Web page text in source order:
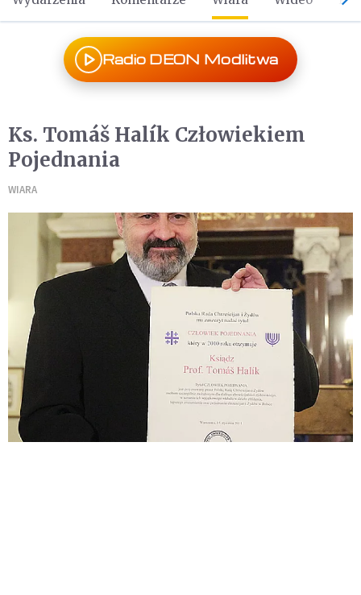
Radio DEON Modlitwa
Ks. Tomáš Halík Człowiekiem
Pojednania
WIARA